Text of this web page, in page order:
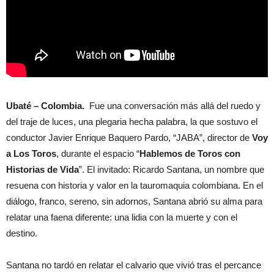
Ubaté – Colombia. Fue una conversación más allá del ruedo y
del traje de luces, una plegaria hecha palabra, la que sostuvo el
conductor Javier Enrique Baquero Pardo, “JABA”, director de Voy
a Los Toros, durante el espacio “Hablemos de Toros con
Historias de Vida”. El invitado: Ricardo Santana, un nombre que
resuena con historia y valor en la tauromaquia colombiana. En el
diálogo, franco, sereno, sin adornos, Santana abrió su alma para
relatar una faena diferente: una lidia con la muerte y con el
destino.
Santana no tardó en relatar el calvario que vivió tras el percance